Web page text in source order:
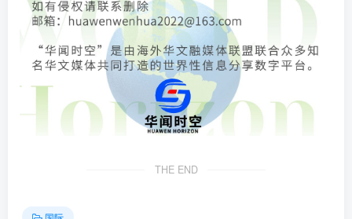
THE END